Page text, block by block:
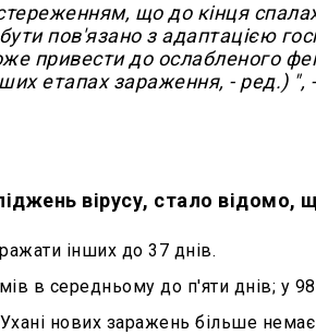
що до кінця
пов'язано з адаптацією
привести до ослабленого
етапах зараження, - ред.)
вірусу, стало відомо,
інших до 37 днів.
в середньому до п'яти днів; у
нових заражень більше немає